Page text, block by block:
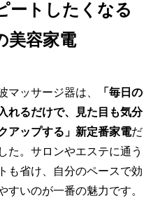
ートしたくなる
美容家電
マッサージ器は、
「毎日の
れるだけで、見た目も気分
アップする」新定番家電だ
た。サロンやエステに通う
も省け、自分のペースで効
すいのが一番の魅力です。